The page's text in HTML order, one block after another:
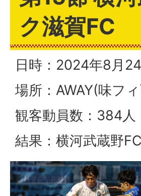
ク滋賀FC
日時：2024年8月
場所：AWAY(味フ
観客動員数：384人
結果：横河武蔵野FC